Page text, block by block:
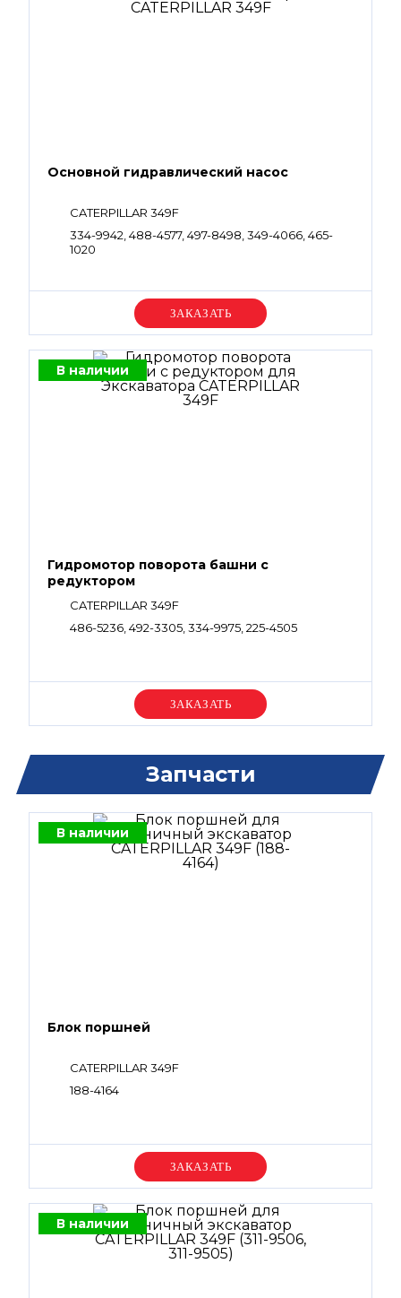
Основной гидравлический насос
CATERPILLAR 349F
334-9942, 488-4577, 497-8498, 349-4066, 465-
1020
Уточняйте цену
В наличии
Гидромотор поворота башни с
редуктором
CATERPILLAR 349F
486-5236, 492-3305, 334-9975, 225-4505
Уточняйте цену
Запчасти
В наличии
Блок поршней
CATERPILLAR 349F
188-4164
Уточняйте цену
В наличии